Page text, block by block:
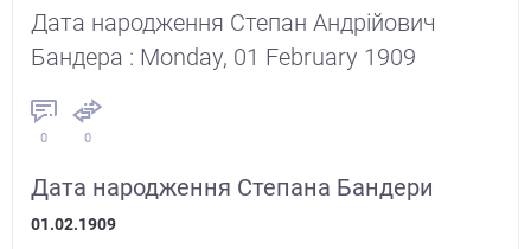
Дата народження Степан Андрійович
Бандера : Monday, 01 February 1909
0 0
Дата народження Степана Бандери
01.02.1909